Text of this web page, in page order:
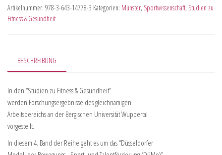
Artikelnummer: 978-3-643-14778-3 Kategorien: Münster, Sportwissenschaft, Studien zu
Fitness & Gesundheit
BESCHREIBUNG
In den “Studien zu Fitness & Gesundheit”
werden Forschungsergebnisse des gleichnamigen
Arbeitsbereichs an der Bergischen Universität Wuppertal
vorgestellt.
In diesem 4. Band der Reihe geht es um das “Düsseldorfer